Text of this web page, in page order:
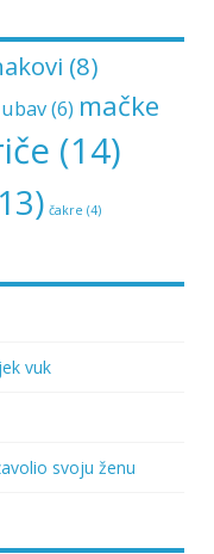
(8)
(6) mačke
(14)
čakre (4)
vuk
svoju ženu